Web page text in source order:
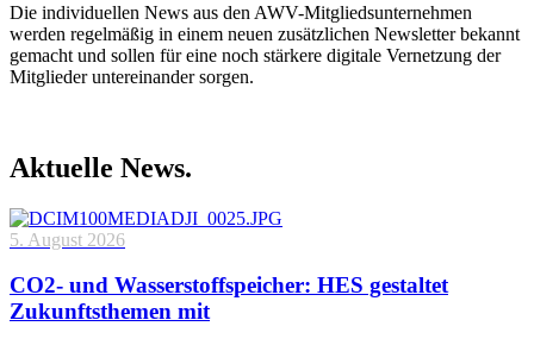
Die individuellen News aus den AWV-Mitgliedsunternehmen
werden regelmäßig in einem neuen zusätzlichen Newsletter bekannt
gemacht und sollen für eine noch stärkere digitale Vernetzung der
Mitglieder untereinander sorgen.
Aktuelle News.
5. August 2026
CO2- und Wasserstoffspeicher: HES gestaltet
Zukunftsthemen mit